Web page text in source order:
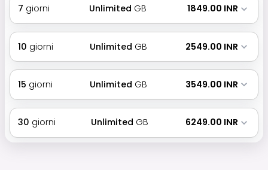
7 giorni Unlimited GB ₹ 1849.00 INR
10 giorni Unlimited GB ₹ 2549.00 INR
15 giorni Unlimited GB ₹ 3549.00 INR
30 giorni Unlimited GB ₹ 6249.00 INR